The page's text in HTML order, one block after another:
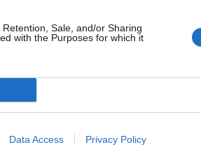
Sale, and/or Sharing
with the Purposes for which it
Data Access Privacy Policy
vrt za Cankarjevo hišo, Na klancu 2,